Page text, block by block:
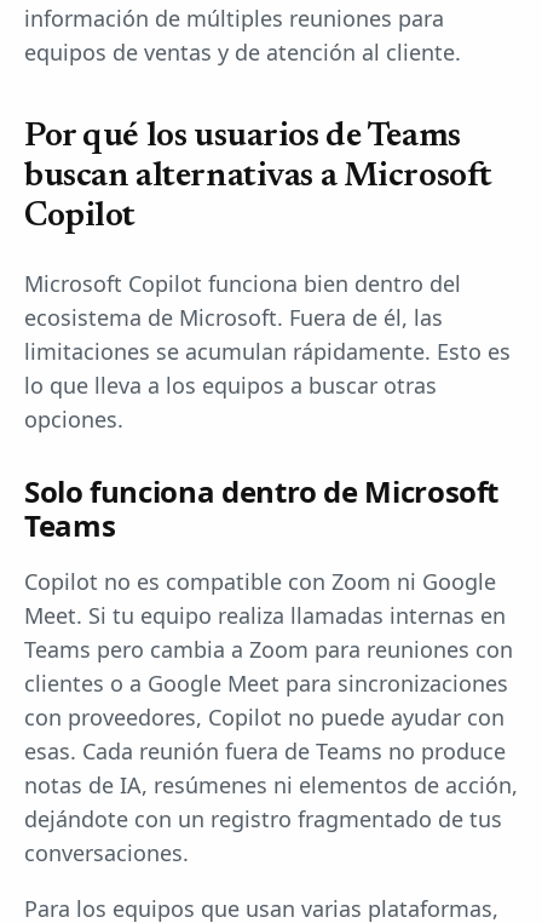
información de múltiples reuniones para
equipos de ventas y de atención al cliente.
Por qué los usuarios de Teams
buscan alternativas a Microsoft
Copilot
Microsoft Copilot funciona bien dentro del
ecosistema de Microsoft. Fuera de él, las
limitaciones se acumulan rápidamente. Esto es
lo que lleva a los equipos a buscar otras
opciones.
Solo funciona dentro de Microsoft
Teams
Copilot no es compatible con Zoom ni Google
Meet. Si tu equipo realiza llamadas internas en
Teams pero cambia a Zoom para reuniones con
clientes o a Google Meet para sincronizaciones
con proveedores, Copilot no puede ayudar con
esas. Cada reunión fuera de Teams no produce
notas de IA, resúmenes ni elementos de acción,
dejándote con un registro fragmentado de tus
conversaciones.
Para los equipos que usan varias plataformas,